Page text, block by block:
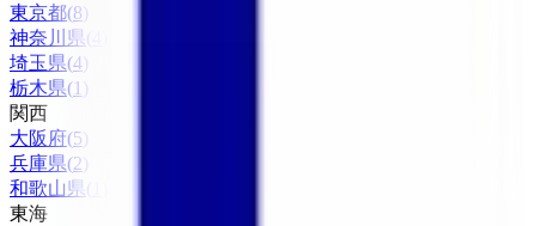
東京都(8 )
神奈川県 (
埼玉県(4)
栃木県(1 )
関西
大阪府(5 )
兵庫県(2 )
和歌山県
東海